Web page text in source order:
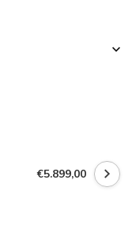
€5.899,00